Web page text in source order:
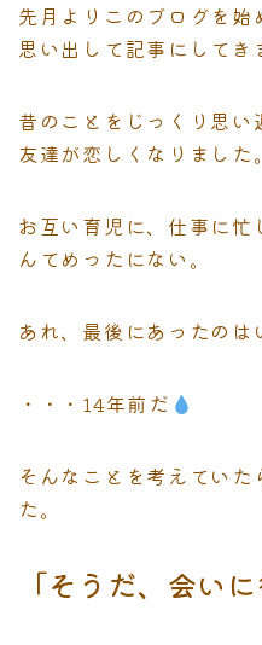
先月よりこのブログを始
思い出して記事にしてき
昔のことをじっくり思い
友達が恋しくなりました。
お互い育児に、仕事に忙
んてめったにない。
あれ、最後にあったのは
・・・14年前だ
そんなことを考えていた
た。
「そうだ、会いに